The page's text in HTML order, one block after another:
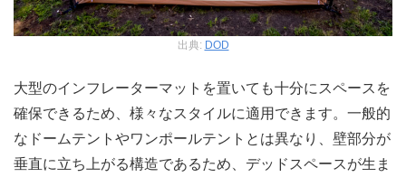
出典: DOD
大型のインフレーターマットを置いても十分にスペースを
確保できるため、様々なスタイルに適用できます。一般的
なドームテントやワンポールテントとは異なり、壁部分が
垂直に立ち上がる構造であるため、デッドスペースが生ま